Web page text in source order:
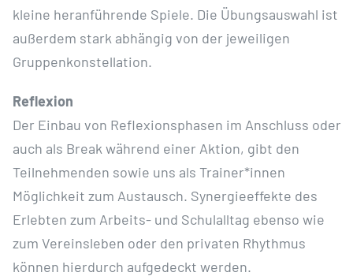
kleine heranführende Spiele. Die Übungsauswahl ist
außerdem stark abhängig von der jeweiligen
Gruppenkonstellation.
Reflexion
Der Einbau von Reflexionsphasen im Anschluss oder
auch als Break während einer Aktion, gibt den
Teilnehmenden sowie uns als Trainer*innen
Möglichkeit zum Austausch. Synergieeffekte des
Erlebten zum Arbeits- und Schulalltag ebenso wie
zum Vereinsleben oder den privaten Rhythmus
können hierdurch aufgedeckt werden.